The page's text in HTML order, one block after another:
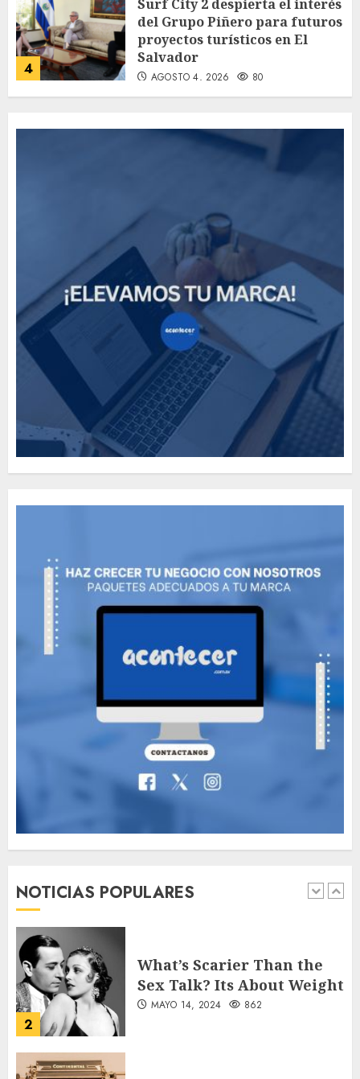
4
Surf City 2 despierta el interés
del Grupo Piñero para futuros
proyectos turísticos en El
Salvador
AGOSTO 4, 2026 80
NOTICIAS POPULARES
Need to Know About the
Classic Cars in a Retro
The full story of
Thailand’s extraordinary
cave rescue
Valentino Goes
Deliberately Feminine for
Fall 2018
MAYO 16, 2024
1
Searching for the
forgotten heroes of World
MAYO 14, 2024
2
What’s Scarier Than the
Sex Talk? Its About Weight
MAYO 14, 2024 862